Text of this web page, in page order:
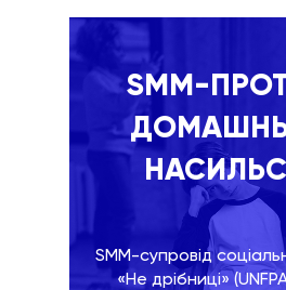
SMM-
SMM-супровід
«Не дрібниці»